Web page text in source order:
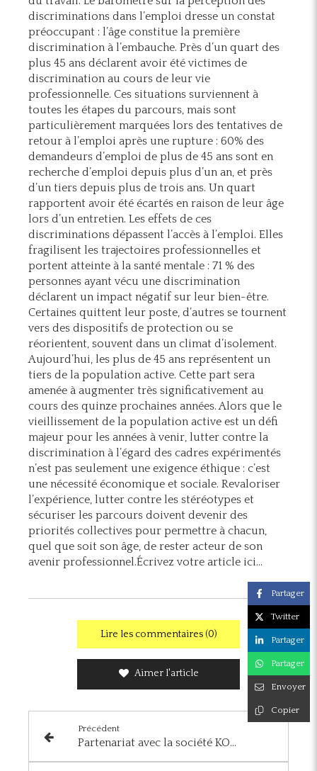
discriminations dans l’emploi dresse un constat
préoccupant : l’âge constitue la première
discrimination à l’embauche. Près d’un quart des
plus 45 ans déclarent avoir été victimes de
discrimination au cours de leur vie
professionnelle. Ces situations surviennent à
toutes les étapes du parcours, mais sont
particulièrement marquées lors des tentatives de
retour à l’emploi après une rupture : 60% des
demandeurs d’emploi de plus de 45 ans sont en
recherche d’emploi depuis plus d’un an, et près
d’un tiers depuis plus de trois ans. Un quart
rapportent avoir été écartés en raison de leur âge
lors d’un entretien. Les effets de ces
discriminations dépassent l’accès à l’emploi. Elles
fragilisent les trajectoires professionnelles et
portent atteinte à la santé mentale : 71 % des
personnes ayant vécu une discrimination
déclarent un impact négatif sur leur bien-être.
Certaines quittent leur poste, d’autres se tournent
vers des dispositifs de protection ou se
réorientent, souvent dans un climat d’isolement.
Aujourd’hui, les plus de 45 ans représentent un
tiers de la population active. Cette part sera
amenée à augmenter très significativement au
cours des quinze prochaines années. Alors que le
vieillissement de la population active est un défi
majeur pour les années à venir, lutter contre la
discrimination à l’égard des cadres expérimentés
n’est pas seulement une exigence éthique : c’est
une nécessité économique et sociale. Revaloriser
l’expérience, lutter contre les stéréotypes et
sécuriser les parcours doivent devenir des
priorités collectives pour permettre à chacun,
quel que soit son âge, de rester acteur de son
avenir professionnel.Écrivez votre article ici...
Lire les commentaires (0)
Aimer l'article
Précédent
Partenariat avec la société KOEO - Mécénat de Compétences.
Partager
Twitter
Partager
Partager
Envoyer
Copier